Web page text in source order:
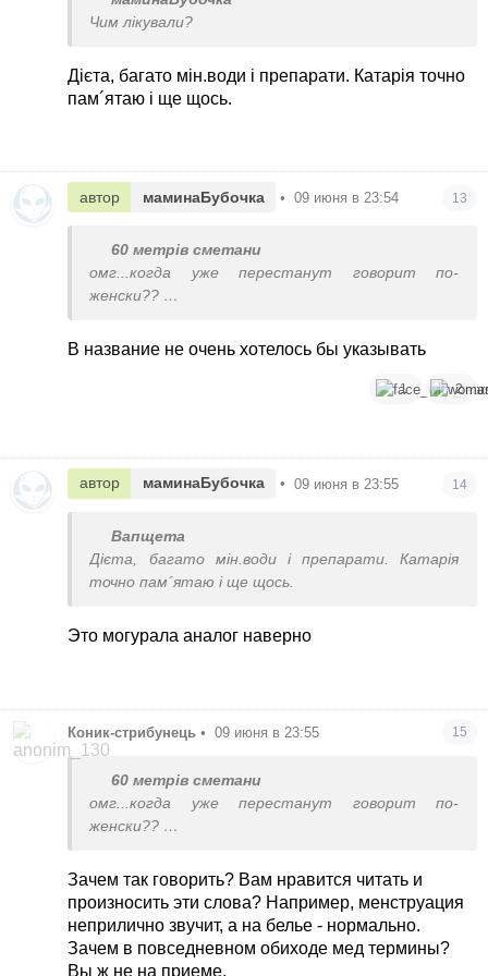
Чим лікували?
Дієта, багато мін.води і препарати. Катарія точно
пам´ятаю і ще щось.
автор маминаБубочка • 09 июня в 23:54 13
60 метрів сметани
омг...когда уже перестанут говорит по-
женски??
Есть же обычные нормальные названия - вульва,
В название не очень хотелось бы указывать
1 2
автор маминаБубочка • 09 июня в 23:55 14
Вапщета
Дієта, багато мін.води і препарати. Катарія
точно пам´ятаю і ще щось.
Это могурала аналог наверно
Коник-стрибунець • 09 июня в 23:55 15
60 метрів сметани
омг...когда уже перестанут говорит по-
женски??
Есть же обычные нормальные названия - вульва,
уретра, влагалище...
нет блин ’по-женски’
Зачем так говорить? Вам нравится читать и
произносить эти слова? Например, менструация
неприлично звучит, а на белье - нормально.
Зачем в повседневном обиходе мед термины?
Вы ж не на приеме.